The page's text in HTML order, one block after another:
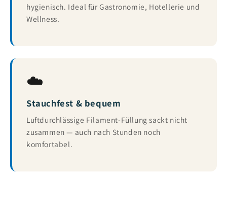
hygienisch. Ideal für Gastronomie, Hotellerie und
Wellness.
☁️
Stauchfest & bequem
Luftdurchlässige Filament-Füllung sackt nicht
zusammen — auch nach Stunden noch
komfortabel.